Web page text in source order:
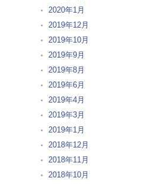
2020年1月
2019年12月
2019年10月
2019年9月
2019年8月
2019年6月
2019年4月
2019年3月
2019年1月
2018年12月
2018年11月
2018年10月